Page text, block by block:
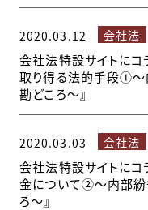
2020.03.12 会社法
会社法特設サイトにコ
取り得る法的手段①～
勘どころ～』
2020.03.03 会社法
会社法特設サイトにコ
金について②～内部紛
ろ～』